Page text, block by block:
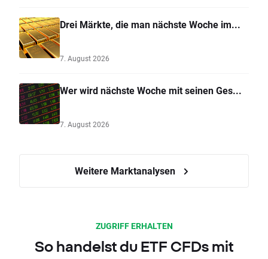
Drei Märkte, die man nächste Woche im...
7. August 2026
Wer wird nächste Woche mit seinen Ges...
7. August 2026
Weitere Marktanalysen
ZUGRIFF ERHALTEN
So handelst du ETF CFDs mit